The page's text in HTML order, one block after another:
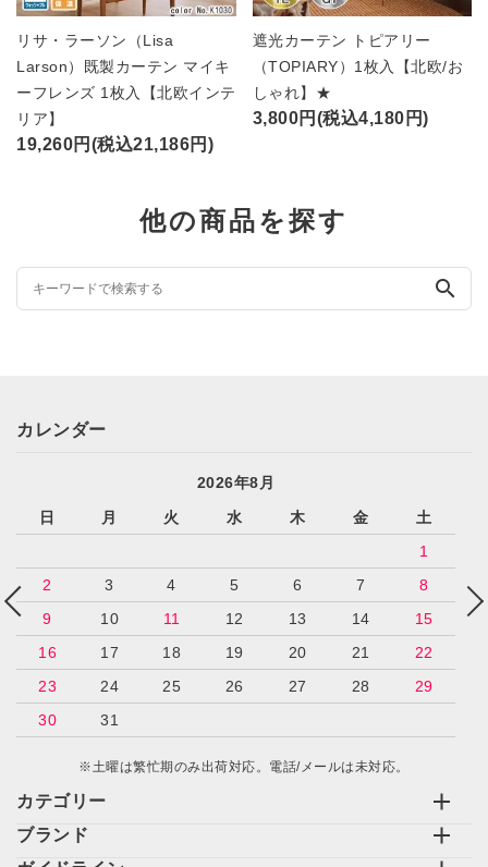
リサ・ラーソン（Lisa
Larson）既製カーテン マイキ
ーフレンズ 1枚入【北欧インテ
リア】
19,260円(税込21,186円)
遮光カーテン トピアリー
（TOPIARY）1枚入【北欧/お
しゃれ】★
3,800円(税込4,180円)
他の商品を探す
search
カテゴリー
ブランド
カレンダー
2026年8月
日
月 火 水 木 金
土
1
2
3 4 5 6 7
8
9
10 11 12 13 14
15
16
17 18 19 20 21
22
23
24 25 26 27 28
29
30
31
※土曜は繁忙期のみ出荷対応。電話/メールは未対応。